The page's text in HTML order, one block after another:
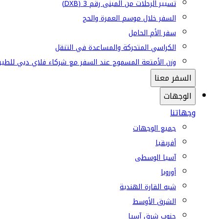
تسيير الرحلات من المبنى رقم 3 (DXB)
السفر خلال موسم العمرة والحج
سفر الأم الحامل
الكراسي المتحركة والمساعدة في التنقل
وزن الأمتعة المسموح عند السفر مع شركاء فلاي دبي
السفر معنا
الوجهات
وجهاتنا
جميع الوجهات
أفريقيا
آسيا الوسطى
أوروبا
شبه القارة الهندية
الشرق الأوسط
جنوب شرق آسيا